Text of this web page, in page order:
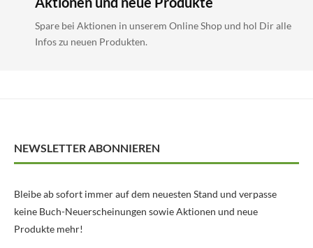
Spare bei Aktionen in unserem Online Shop und hol Dir alle
Infos zu neuen Produkten.
NEWSLETTER ABONNIEREN
Bleibe ab sofort immer auf dem neuesten Stand und verpasse
keine Buch-Neuerscheinungen sowie Aktionen und neue
Produkte mehr!